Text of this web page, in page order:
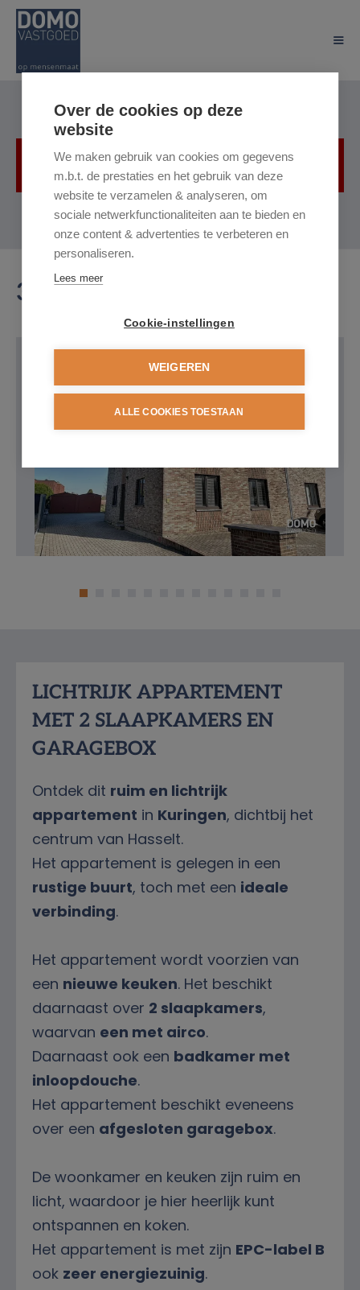
Helaas, dit pand is verhuurd
3511 Hasselt
Omschrijving
LICHTRIJK APPARTEMENT
MET 2 SLAAPKAMERS EN
GARAGEBOX
Ontdek dit ruim en lichtrijk
appartement in Kuringen, dichtbij het
centrum van Hasselt.
Het appartement is gelegen in een
rustige buurt, toch met een ideale
verbinding.
Het appartement wordt voorzien van
een nieuwe keuken. Het beschikt
daarnaast over 2 slaapkamers,
waarvan een met airco.
Daarnaast ook een badkamer met
inloopdouche.
Het appartement beschikt eveneens
over een afgesloten garagebox.
De woonkamer en keuken zijn ruim en
licht, waardoor je hier heerlijk kunt
ontspannen en koken.
Het appartement is met zijn EPC-label B
ook zeer energiezuinig.
Over de cookies op deze
website
We maken gebruik van cookies om gegevens
m.b.t. de prestaties en het gebruik van deze
website te verzamelen & analyseren, om
sociale netwerkfunctionaliteiten aan te bieden en
onze content & advertenties te verbeteren en
personaliseren.
Lees meer
Cookie-instellingen
WEIGEREN
ALLE COOKIES TOESTAAN